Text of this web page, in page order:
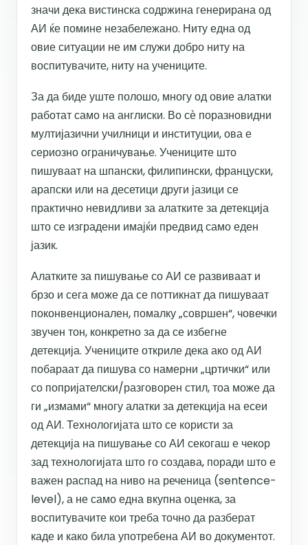
значи дека вистинска содржина генерирана од
АИ ќе помине незабележано. Ниту една од
овие ситуации не им служи добро ниту на
воспитувачите, ниту на учениците.
За да биде уште полошо, многу од овие алатки
работат само на англиски. Во сѐ поразновидни
мултијазични училници и институции, ова е
сериозно ограничување. Учениците што
пишуваат на шпански, филипински, француски,
арапски или на десетици други јазици се
практично невидливи за алатките за детекција
што се изградени имајќи предвид само еден
јазик.
Алатките за пишување со АИ се развиваат и
брзо и сега може да се поттикнат да пишуваат
поконвенционален, помалку „совршен“, човечки
звучен тон, конкретно за да се избегне
детекција. Учениците откриле дека ако од АИ
побараат да пишува со намерни „цртички“ или
со попријателски/разговорен стил, тоа може да
ги „измами“ многу алатки за детекција на есеи
од АИ. Технологијата што се користи за
детекција на пишување со АИ секогаш е чекор
зад технологијата што го создава, поради што е
важен распад на ниво на реченица (sentence-
level), а не само една вкупна оценка, за
воспитувачите кои треба точно да разберат
каде и како била употребена АИ во документот.